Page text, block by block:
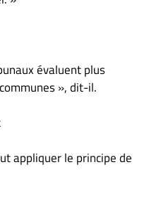
évaluent plus
», dit-il.
appliquer le principe de